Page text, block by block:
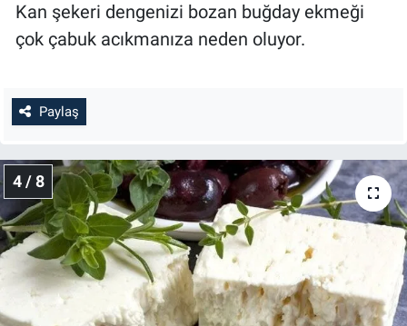
Kan şekeri dengenizi bozan buğday ekmeği
çok çabuk acıkmanıza neden oluyor.
Paylaş
4 / 8